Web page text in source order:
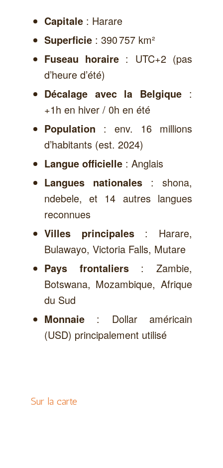
Capitale: Harare
Superficie: 390 757 km²
Fuseau horaire : UTC+2 (pas
d’heure d’été)
Décalage avec la Belgique :
+1h en hiver / 0h en été
Population : env. 16 millions
d’habitants (est. 2024)
Langue officielle: Anglais
Langues nationales: shona,
ndebele, et 14 autres langues
reconnues
Villes principales: Harare,
Bulawayo, Victoria Falls, Mutare
Pays frontaliers: Zambie,
Botswana, Mozambique, Afrique
du Sud
Monnaie: Dollar américain
(USD) principalement utilisé
Sur la carte